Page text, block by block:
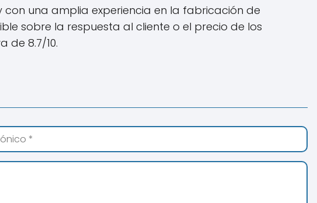
con una amplia experiencia en la fabricación de
sobre la respuesta al cliente o el precio de los
de 8.7/10.